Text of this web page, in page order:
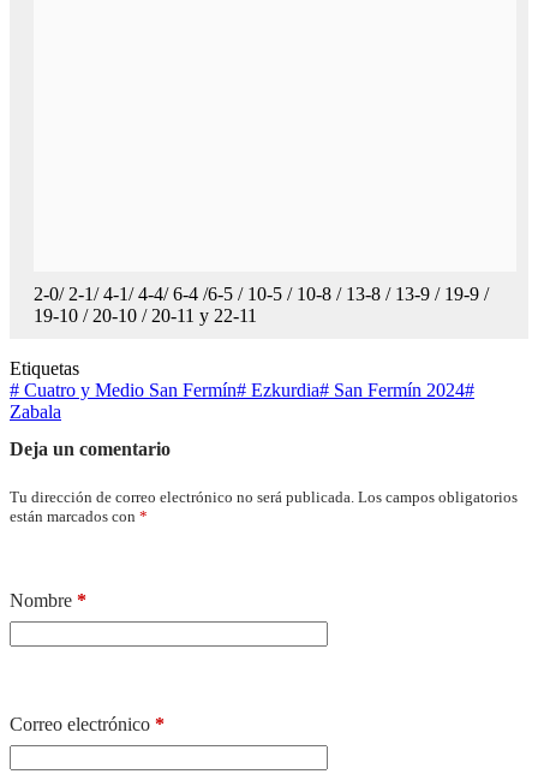
2-0/ 2-1/ 4-1/ 4-4/ 6-4 /6-5 / 10-5 / 10-8 / 13-8 / 13-9 / 19-9 /
19-10 / 20-10 / 20-11 y 22-11
Etiquetas
# Cuatro y Medio San Fermín# Ezkurdia# San Fermín 2024#
Zabala
Deja un comentario
Tu dirección de correo electrónico no será publicada. Los campos obligatorios
están marcados con *
Nombre *
Correo electrónico *